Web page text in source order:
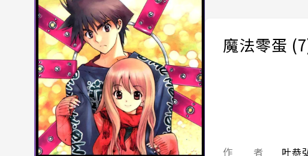
魔法零蛋
作 者
叶恭